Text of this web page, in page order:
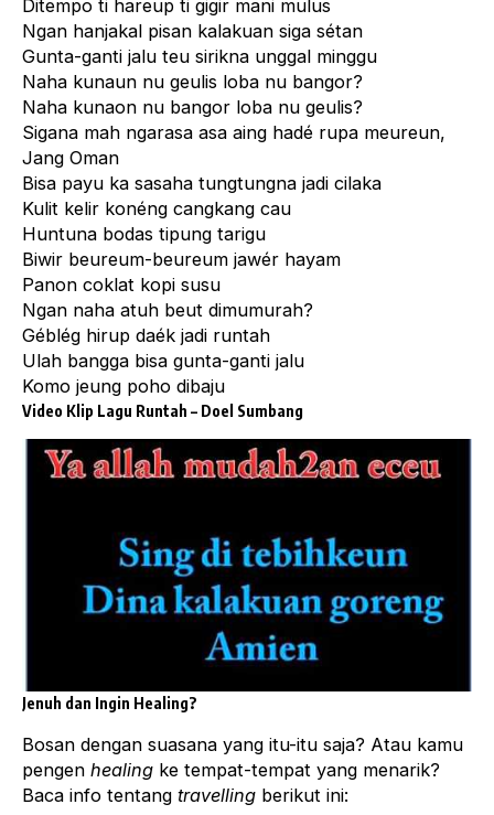
Ditempo ti hareup ti gigir mani mulus
Ngan hanjakal pisan kalakuan siga sétan
Gunta-ganti jalu teu sirikna unggal minggu
Naha kunaun nu geulis loba nu bangor?
Naha kunaon nu bangor loba nu geulis?
Sigana mah ngarasa asa aing hadé rupa meureun,
Jang Oman
Bisa payu ka sasaha tungtungna jadi cilaka
Kulit kelir konéng cangkang cau
Huntuna bodas tipung tarigu
Biwir beureum-beureum jawér hayam
Panon coklat kopi susu
Ngan naha atuh beut dimumurah?
Géblég hirup daék jadi runtah
Ulah bangga bisa gunta-ganti jalu
Komo jeung poho dibaju
Video Klip Lagu Runtah – Doel Sumbang
Jenuh dan Ingin Healing?
Bosan dengan suasana yang itu-itu saja? Atau kamu
pengen healing ke tempat-tempat yang menarik?
Baca info tentang travelling berikut ini: